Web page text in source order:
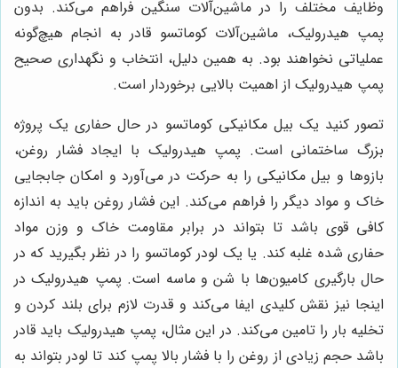
وظایف مختلف را در ماشین‌آلات سنگین فراهم می‌کند. بدون
پمپ هیدرولیک، ماشین‌آلات کوماتسو قادر به انجام هیچ‌گونه
عملیاتی نخواهند بود. به همین دلیل، انتخاب و نگهداری صحیح
پمپ هیدرولیک از اهمیت بالایی برخوردار است.
تصور کنید یک بیل مکانیکی کوماتسو در حال حفاری یک پروژه
بزرگ ساختمانی است. پمپ هیدرولیک با ایجاد فشار روغن،
بازوها و بیل مکانیکی را به حرکت در می‌آورد و امکان جابجایی
خاک و مواد دیگر را فراهم می‌کند. این فشار روغن باید به اندازه
کافی قوی باشد تا بتواند در برابر مقاومت خاک و وزن مواد
حفاری شده غلبه کند. یا یک لودر کوماتسو را در نظر بگیرید که در
حال بارگیری کامیون‌ها با شن و ماسه است. پمپ هیدرولیک در
اینجا نیز نقش کلیدی ایفا می‌کند و قدرت لازم برای بلند کردن و
تخلیه بار را تامین می‌کند. در این مثال، پمپ هیدرولیک باید قادر
باشد حجم زیادی از روغن را با فشار بالا پمپ کند تا لودر بتواند به